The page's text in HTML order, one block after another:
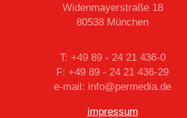
Widenmayerstraße 18
80538 München
T: +49 89 - 24 21 436-0
F: +49 89 - 24 21 436-29
e-mail: info@permedia.de
impressum